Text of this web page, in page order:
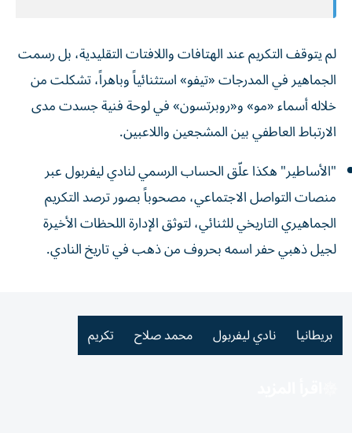
لم يتوقف التكريم عند الهتافات واللافتات التقليدية، بل رسمت
الجماهير في المدرجات «تيفو» استثنائياً وباهراً، تشكلت من
خلاله أسماء «مو» و«روبرتسون» في لوحة فنية جسدت مدى
الارتباط العاطفي بين المشجعين واللاعبين.
"الأساطير" هكذا علّق الحساب الرسمي لنادي ليفربول عبر
منصات التواصل الاجتماعي، مصحوباً بصور ترصد التكريم
الجماهيري التاريخي للثنائي، لتوثق الإدارة اللحظات الأخيرة
لجيل ذهبي حفر اسمه بحروف من ذهب في تاريخ النادي.
بريطانيا نادي ليفربول محمد صلاح تكريم